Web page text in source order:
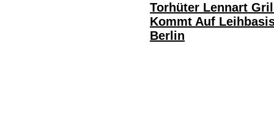
Torhüter Lennart
Kommt Auf
Berlin